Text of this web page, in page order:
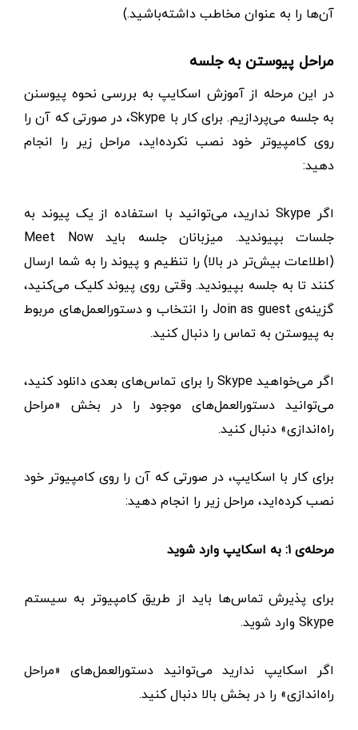
آن‌ها را به عنوان مخاطب داشته‌باشید.)
مراحل پیوستن به جلسه
در این مرحله از آموزش اسکایپ به بررسی نحوه پیوسنن
به جلسه می‌پردازیم. برای کار با Skype، در صورتی که آن را
روی کامپیوتر خود نصب نکرده‌اید، مراحل زیر را انجام
دهید:
اگر Skype ندارید، می‌توانید با استفاده از یک پیوند به
جلسات بپیوندید. میزبانان جلسه باید Meet Now
(اطلاعات بیش‌تر در بالا) را تنظیم و پیوند را به شما ارسال
کنند تا به جلسه بپیوندید. وقتی روی پیوند کلیک می‌کنید،
گزینه‌ی Join as guest را انتخاب و دستورالعمل‌های مربوط
به پیوستن به تماس را دنبال کنید.
اگر می‌خواهید Skype را برای تماس‌های بعدی دانلود کنید،
می‌توانید دستورالعمل‌های موجود را در بخش «مراحل
راه‌اندازی» دنبال کنید.
برای کار با اسکایپ، در صورتی که آن را روی کامپیوتر خود
نصب کرده‌اید، مراحل زیر را انجام دهید:
مرحله‌ی ۱: به اسکایپ وارد شوید
برای پذیرش تماس‌ها باید از طریق کامپیوتر به سیستم
Skype وارد شوید.
اگر اسکایپ ندارید می‌توانید دستورالعمل‌های «مراحل
راه‌اندازی» را در بخش بالا دنبال کنید.